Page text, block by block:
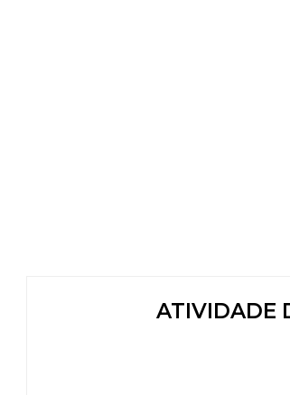
ATIVIDADE